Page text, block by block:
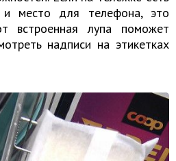
и место для телефона, это
встроенная лупа поможет
надписи на этикетках